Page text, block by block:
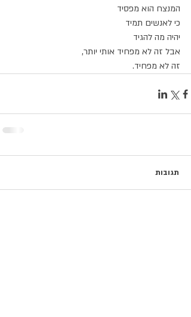
המנצח הוא מפסיד
כי לאנשים תמיד
יהיה מה להגיד
אבל זה לא מפחיד אותי יותר,
זה לא מפחיד.
תגובות